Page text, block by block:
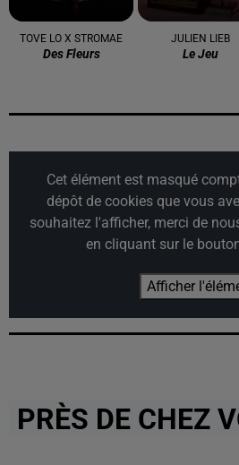
TOVE LO X STROMAE
Des Fleurs
JULIEN LIEB
Le Jeu
Cet élément est masqué
dépôt de cookies que vous
souhaitez l'afficher, merci de
en cliquant sur le
Afficher
PRÈS DE CHEZ